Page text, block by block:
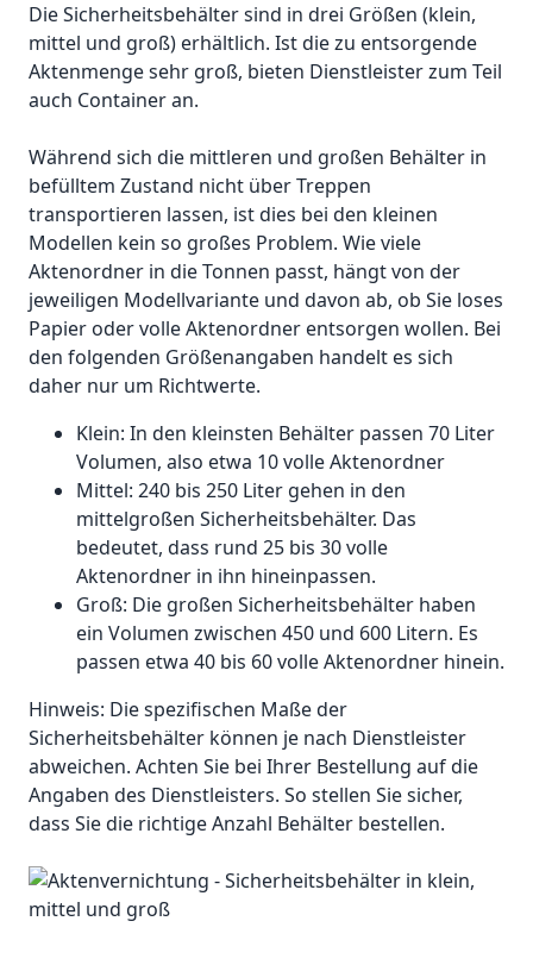
Die Sicherheitsbehälter sind in drei Größen (klein,
mittel und groß) erhältlich. Ist die zu entsorgende
Aktenmenge sehr groß, bieten Dienstleister zum Teil
auch Container an.
Während sich die mittleren und großen Behälter in
befülltem Zustand nicht über Treppen
transportieren lassen, ist dies bei den kleinen
Modellen kein so großes Problem. Wie viele
Aktenordner in die Tonnen passt, hängt von der
jeweiligen Modellvariante und davon ab, ob Sie loses
Papier oder volle Aktenordner entsorgen wollen. Bei
den folgenden Größenangaben handelt es sich
daher nur um Richtwerte.
Klein: In den kleinsten Behälter passen 70 Liter
Volumen, also etwa 10 volle Aktenordner
Mittel: 240 bis 250 Liter gehen in den
mittelgroßen Sicherheitsbehälter. Das
bedeutet, dass rund 25 bis 30 volle
Aktenordner in ihn hineinpassen.
Groß: Die großen Sicherheitsbehälter haben
ein Volumen zwischen 450 und 600 Litern. Es
passen etwa 40 bis 60 volle Aktenordner hinein.
Hinweis: Die spezifischen Maße der
Sicherheitsbehälter können je nach Dienstleister
abweichen. Achten Sie bei Ihrer Bestellung auf die
Angaben des Dienstleisters. So stellen Sie sicher,
dass Sie die richtige Anzahl Behälter bestellen.